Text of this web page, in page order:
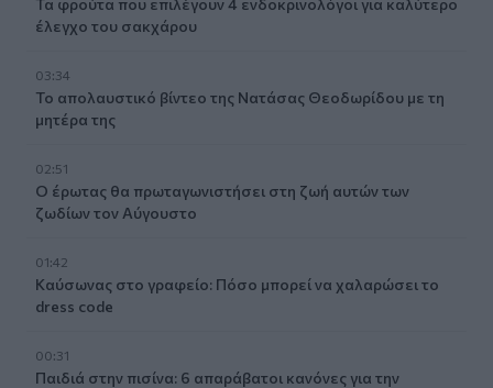
Τα φρούτα που επιλέγουν 4 ενδοκρινολόγοι για καλύτερο
έλεγχο του σακχάρου
03:34
Το απολαυστικό βίντεο της Νατάσας Θεοδωρίδου με τη
μητέρα της
02:51
Ο έρωτας θα πρωταγωνιστήσει στη ζωή αυτών των
ζωδίων τον Αύγουστο
01:42
Καύσωνας στο γραφείο: Πόσο μπορεί να χαλαρώσει το
dress code
00:31
Παιδιά στην πισίνα: 6 απαράβατοι κανόνες για την